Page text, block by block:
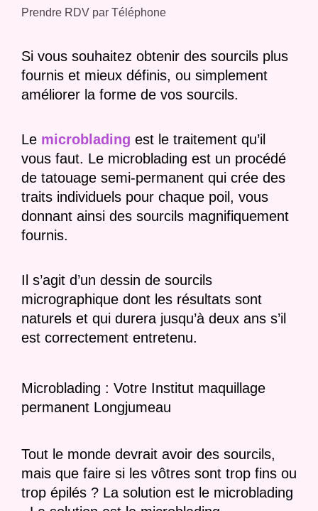
Prendre RDV par Téléphone
Si vous souhaitez obtenir des sourcils plus
fournis et mieux définis, ou simplement
améliorer la forme de vos sourcils.
Le microblading est le traitement qu’il
vous faut. Le microblading est un procédé
de tatouage semi-permanent qui crée des
traits individuels pour chaque poil, vous
donnant ainsi des sourcils magnifiquement
fournis.
Il s’agit d’un dessin de sourcils
micrographique dont les résultats sont
naturels et qui durera jusqu’à deux ans s’il
est correctement entretenu.
Microblading : Votre Institut maquillage
permanent Longjumeau
Tout le monde devrait avoir des sourcils,
mais que faire si les vôtres sont trop fins ou
trop épilés ? La solution est le microblading